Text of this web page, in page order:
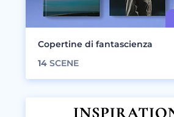
Copertine di fantascienza
14 SCENE